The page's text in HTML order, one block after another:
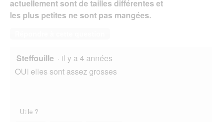
actuellement sont de tailles différentes et
les plus petites ne sont pas mangées.
Steffouille · il y a 4 années
OUI elles sont assez grosses
Utile ?